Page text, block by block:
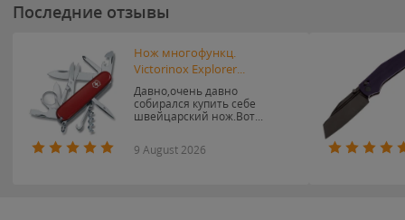
Последние отзывы
Нож многофункц.
Victorinox Explorer...
Давно,очень давно
собирался купить себе
швейцарский нож.Вот...
9 August 2026